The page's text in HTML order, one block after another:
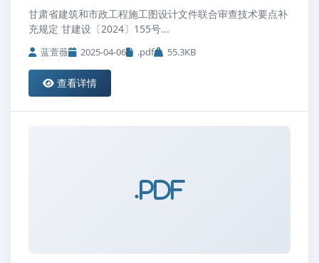
甘肃省建筑和市政工程施工图设计文件联合审查技术要点补
充规定 甘建设〔2024〕155号...
蓝萱薇 2025-04-06 .pdf 55.3KB
查看详情
.pdf